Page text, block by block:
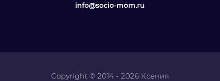
info@socio-mom.ru
Copyright © 2014 - 2026 Ксения